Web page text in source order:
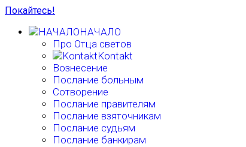
Покайтесь!
НАЧАЛО
Про Отца светов
Kontakt
Вознесение
Послание больным
Сотворение
Послание правителям
Послание взяточникам
Послание судьям
Послание банкирам